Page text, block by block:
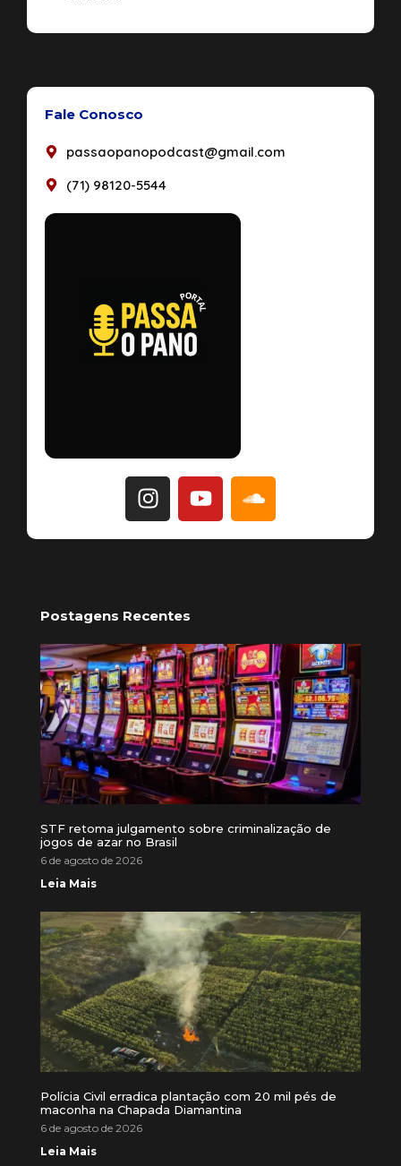
Fale Conosco
passaopanopodcast@gmail.com
(71) 98120-5544
Postagens Recentes
STF retoma julgamento sobre criminalização de
jogos de azar no Brasil
6 de agosto de 2026
Leia Mais
Polícia Civil erradica plantação com 20 mil pés de
maconha na Chapada Diamantina
6 de agosto de 2026
Leia Mais